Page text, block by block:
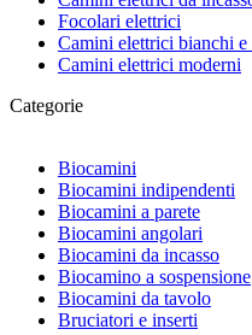
Focolari elettrici
Camini elettrici bianchi e
Camini elettrici moderni
Categorie
Biocamini
Biocamini indipendenti
Biocamini a parete
Biocamini angolari
Biocamini da incasso
Biocamino a sospensione
Biocamini da tavolo
Bruciatori e inserti